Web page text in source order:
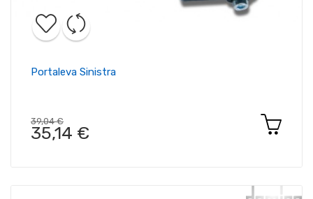
Portaleva Sinistra
39,04 €
35,14 €